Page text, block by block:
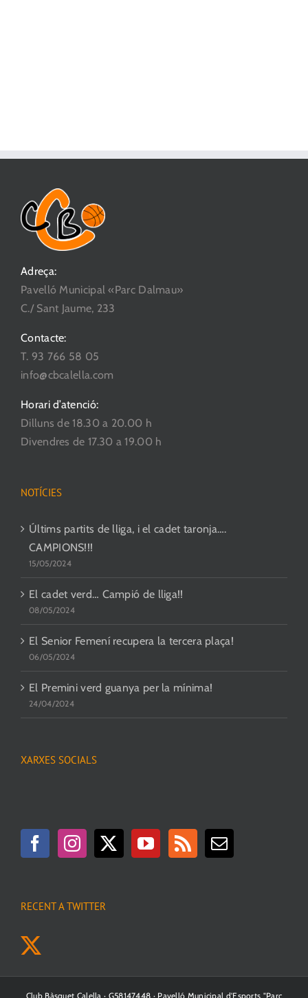
Adreça:
Pavelló Municipal «Parc Dalmau»
C./ Sant Jaume, 233
Contacte:
T. 93 766 58 05
info@cbcalella.com
Horari d’atenció:
Dilluns de 18.30 a 20.00 h
Divendres de 17.30 a 19.00 h
NOTÍCIES
Últims partits de lliga, i el cadet taronja….
CAMPIONS!!!
15/05/2024
El cadet verd… Campió de lliga!!
08/05/2024
El Senior Femení recupera la tercera plaça!
06/05/2024
El Premini verd guanya per la mínima!
24/04/2024
XARXES SOCIALS
RECENT A TWITTER
Club Bàsquet Calella · G58147448 · Pavelló Municipal d'Esports "Parc